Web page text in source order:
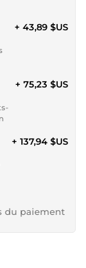
+ 43,89 $US
+ 75,23 $US
+ 137,94 $US
du paiement